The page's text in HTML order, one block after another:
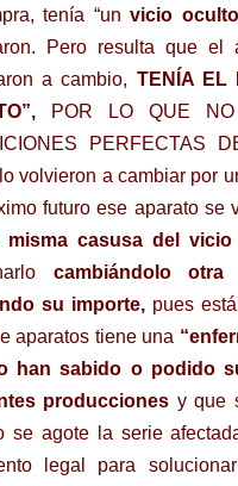
tenía “un vicio
Pero resulta que el
a cambio, TENÍA EL
POR LO QUE NO
PERFECTAS
volvieron a cambiar por
futuro ese aparato se
misma casusa del vicio
cambiándolo
su importe, pues
aparatos tiene una
han sabido o podido
producciones y que
se agote la serie
legal para